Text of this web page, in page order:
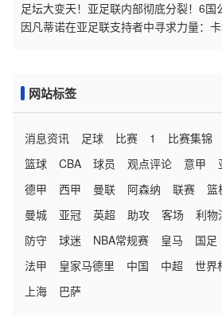
出
足坛大变天！亚足联内部彻底分裂！6
诺连任
因凡蒂诺在亚足联支持者中寻求力量：
网站标签
消息资讯 足球 比赛 1 比赛集锦
篮球
CBA 球员 观点评论 意甲
德甲
西甲 曼联 阿森纳 联赛 篮
曼城
亚冠 英超 助攻 客场 利物
防守
球迷 NBA常规赛 皇马 国足
法甲
皇家马德里 中国 中超 世界
上海
巴萨